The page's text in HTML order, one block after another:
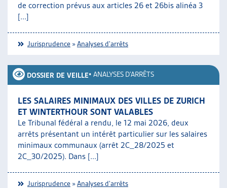
de correction prévus aux articles 26 et 26bis alinéa 3
[...]
Jurisprudence »Analyses d'arrêts
DOSSIER DE VEILLE• ANALYSES D'ARRÊTS
LES SALAIRES MINIMAUX DES VILLES DE ZURICH
ET WINTERTHOUR SONT VALABLES
Le Tribunal fédéral a rendu, le 12 mai 2026, deux
arrêts présentant un intérêt particulier sur les salaires
minimaux communaux (arrêt 2C_28/2025 et
2C_30/2025). Dans [...]
Jurisprudence »Analyses d'arrêts